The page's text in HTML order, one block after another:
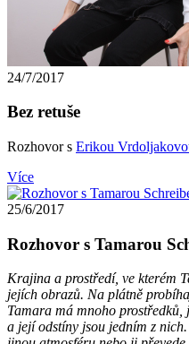
24/7/2017
Bez retuše
Rozhovor s Erikou
Více
25/6/2017
Rozhovor s Tamarou
Krajina a prostředí, ve kterém
jejích obrazů. Na plátně
Tamara má mnoho
a její odstíny jsou jedním z